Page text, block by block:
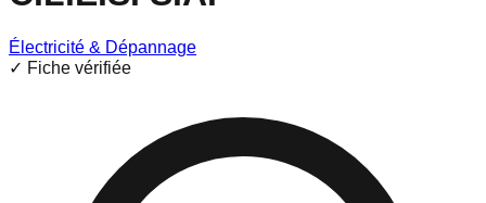
Électricité & Dépannage
✓ Fiche vérifiée